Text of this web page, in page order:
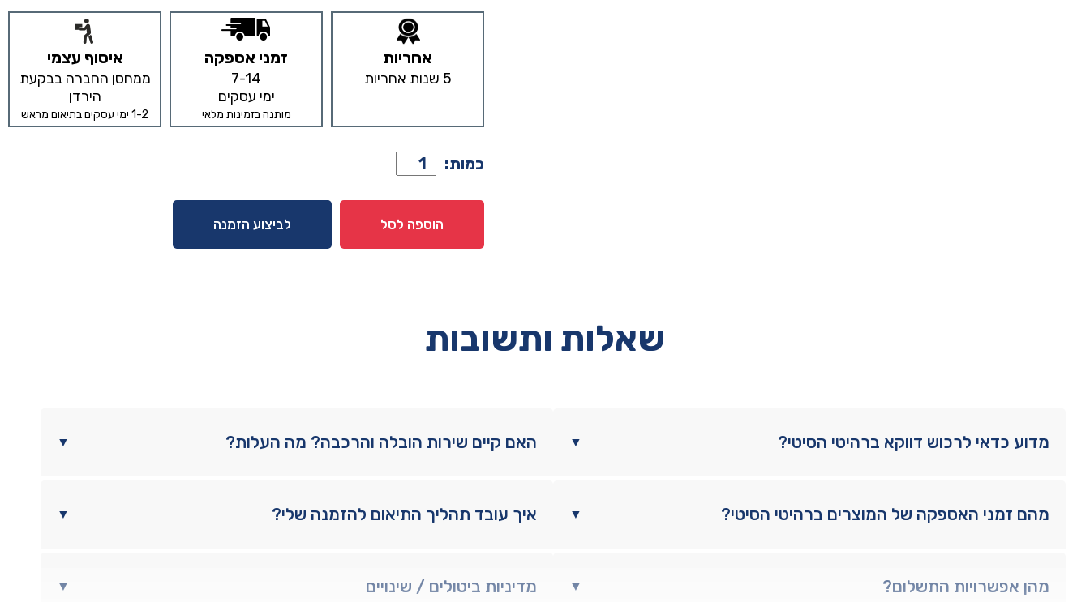
אחריות
5 שנות אחריות
זמני אספקה
7-14
ימי עסקים
מותנה בזמינות מלאי
איסוף עצמי
ממחסן החברה בבקעת
הירדן
1-2 ימי עסקים בתיאום מראש
כמות: כמות
של
זוג
משטחים
הוספה לסל לביצוע הזמנה
שאלות ותשובות
▼ מדוע כדאי לרכוש דווקא ברהיטי הסיטי? ▼ האם קיים שירות הובלה והרכבה? מה העלות?
▼ מהם זמני האספקה של המוצרים ברהיטי הסיטי? ▼ איך עובד תהליך התיאום להזמנה שלי?
▼ מהן אפשרויות התשלום? ▼ מדיניות ביטולים / שינויים